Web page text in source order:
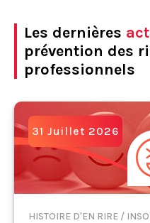
Les dernières
prévention des
professionnels
31 Juillet 2026
HISTOIRE D'EN RIRE /